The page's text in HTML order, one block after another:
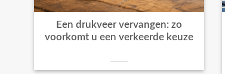
Een drukveer vervangen: zo
voorkomt u een verkeerde keuze